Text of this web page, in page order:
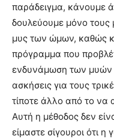
παράδειγμα, κάνουμε
δουλεύουμε μόνο τους
μυς των ώμων, καθώς
πρόγραμμα που
ενδυνάμωση των μυών
ασκήσεις για τους
τίποτε άλλο από το να
Αυτή η μέθοδος δεν
είμαστε σίγουροι ότι